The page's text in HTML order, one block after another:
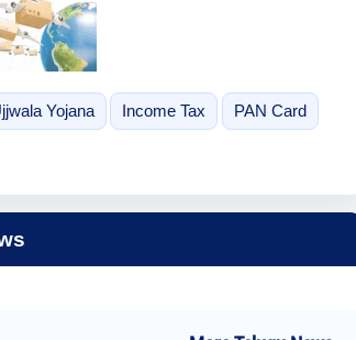
Yojana Income Tax PAN Card